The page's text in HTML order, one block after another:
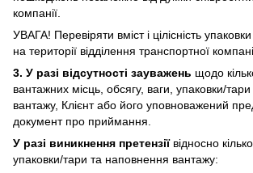
компанії.
УВАГА! Перевіряти вміст і цілісність
на території відділення транспортної
3. У разі відсутності зауважень щодо
вантажних місць, обсягу, ваги, упаковки/
вантажу, Клієнт або його уповноважений
документ про приймання.
У разі виникнення претензіївідносно
упаковки/тари та наповнення вантажу: